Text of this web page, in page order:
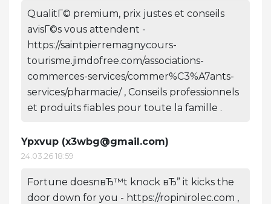
QualitГ© premium, prix justes et conseils
avisГ©s vous attendent -
https://saintpierremagnycours-
tourisme.jimdofree.com/associations-
commerces-services/commer%C3%A7ants-
services/pharmacie/ , Conseils professionnels
et produits fiables pour toute la famille .
Ypxvup (x3wbg@gmail.com)
24.03.26 18:59
Fortune doesnвЂ™t knock вЂ” it kicks the
door down for you - https://ropinirolec.com ,